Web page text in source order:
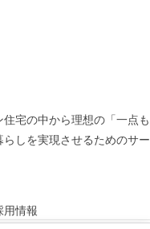
宅の中から理想の「一点も
らしを実現させるためのサー
用情報